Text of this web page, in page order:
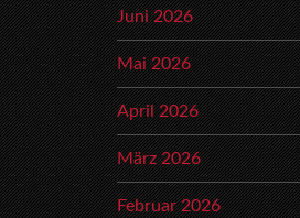
Juni 2026
Mai 2026
April 2026
März 2026
Februar 2026